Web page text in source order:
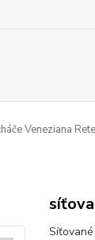
Veneziana Rete